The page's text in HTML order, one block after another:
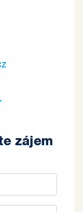
zájem